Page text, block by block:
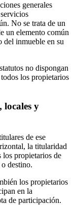
generales
No se trata de un
un elemento común
del inmueble en su
no dispongan
los propietarios
y
de ese
la titularidad
los propietarios de
destino.
los propietarios
en la
de participación.